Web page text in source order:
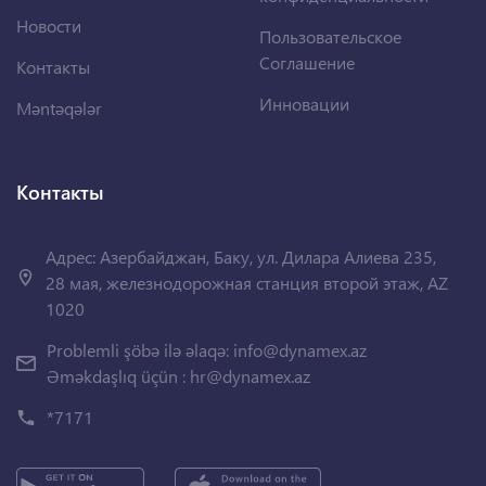
Новости
Контакты
Məntəqələr
Пользовательское
Соглашение
Инновации
Контакты
Адрес: Азербайджан, Баку, ул. Дилара Алиева 235,
28 мая, железнодорожная станция второй этаж, AZ
1020
Problemli şöbə ilə əlaqə: info@dynamex.az
Əməkdaşlıq üçün : hr@dynamex.az
*7171